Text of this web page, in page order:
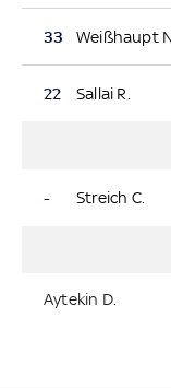
33 Weißhaupt
22 Sallai R.
- Streich C.
Aytekin D.